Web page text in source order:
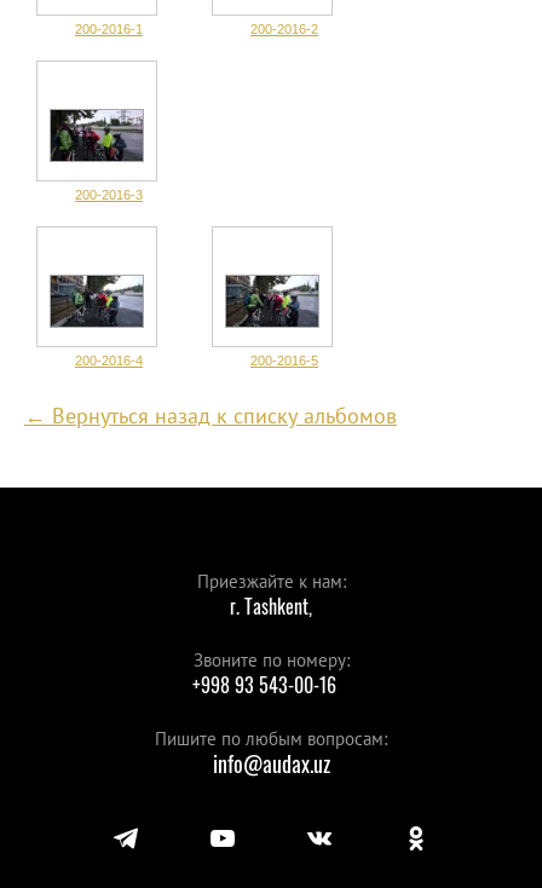
200-2016-1 200-2016-2
200-2016-3
200-2016-4 200-2016-5
← Вернуться назад к списку альбомов
Приезжайте к нам:
г. Tashkent,
Звоните по номеру:
+998 93 543-00-16
Пишите по любым вопросам:
info@audax.uz